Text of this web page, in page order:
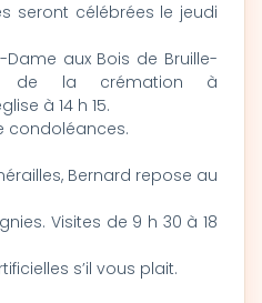
seront célébrées le jeudi
Dame aux Bois de Bruille-
de la crémation à
à 14 h 15.
condoléances.
Bernard repose au
Visites de 9 h 30 à 18
s’il vous plait.